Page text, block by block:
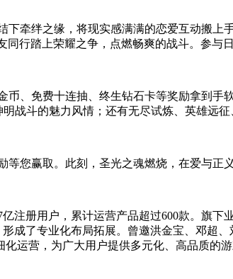
牵绊之缘，将现实感满满的恋爱互动搬
行踏上荣耀之争，点燃畅爽的战斗。参与
、免费十连抽、终生钻石卡等奖励拿到
战斗的魅力风情；还有无尽试炼、英雄远
您赢取。此刻，圣光之魂燃烧，在爱与正
注册用户，累计运营产品超过600款。旗下
成了专业化布局拓展。曾邀洪金宝、邓超
运营，为广大用户提供多元化、高品质的游